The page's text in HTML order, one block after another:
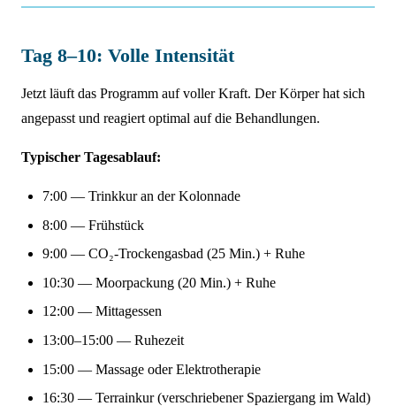
Tag 8–10: Volle Intensität
Jetzt läuft das Programm auf voller Kraft. Der Körper hat sich
angepasst und reagiert optimal auf die Behandlungen.
Typischer Tagesablauf:
7:00 — Trinkkur an der Kolonnade
8:00 — Frühstück
9:00 — CO₂-Trockengasbad (25 Min.) + Ruhe
10:30 — Moorpackung (20 Min.) + Ruhe
12:00 — Mittagessen
13:00–15:00 — Ruhezeit
15:00 — Massage oder Elektrotherapie
16:30 — Terrainkur (verschriebener Spaziergang im Wald)